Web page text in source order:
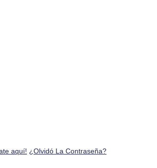
aquí! ¿Olvidó La Contraseña?